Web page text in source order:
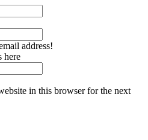
address!
here
in this browser for the next